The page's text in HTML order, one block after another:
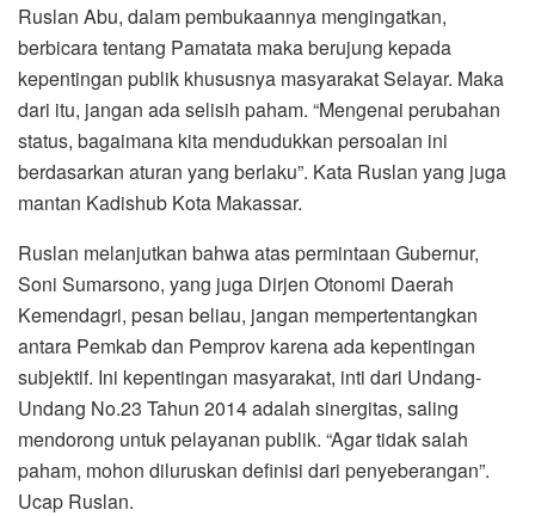
Ruslan Abu, dalam pembukaannya mengingatkan,
berbicara tentang Pamatata maka berujung kepada
kepentingan publik khususnya masyarakat Selayar. Maka
dari itu, jangan ada selisih paham. “Mengenai perubahan
status, bagaimana kita mendudukkan persoalan ini
berdasarkan aturan yang berlaku”. Kata Ruslan yang juga
mantan Kadishub Kota Makassar.
Ruslan melanjutkan bahwa atas permintaan Gubernur,
Soni Sumarsono, yang juga Dirjen Otonomi Daerah
Kemendagri, pesan beliau, jangan mempertentangkan
antara Pemkab dan Pemprov karena ada kepentingan
subjektif. Ini kepentingan masyarakat, inti dari Undang-
Undang No.23 Tahun 2014 adalah sinergitas, saling
mendorong untuk pelayanan publik. “Agar tidak salah
paham, mohon diluruskan definisi dari penyeberangan”.
Ucap Ruslan.